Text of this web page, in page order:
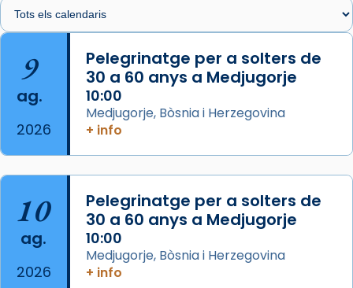
🔗
📸 J. Merino
Photo
View on Facebook ·
de Barcelona.
Aquest dilluns, 27 de juliol, ha tingut lloc la
missa d’acció de gràcies en agraïment al
comitè organitzador de la visita apostòlica
del Sant Pare Lleó XIV a Barcelona, i als
col·laboradors, a la Catedral de Barcelona.
9
ag.
2026
Pelegrinatge per a solters de
30 a 60 anys a Medjugorje
10:00
Medjugorje, Bòsnia i Herzegovina
+ info
10
ag.
2026
Pelegrinatge per a solters de
30 a 60 anys a Medjugorje
10:00
Medjugorje, Bòsnia i Herzegovina
+ info